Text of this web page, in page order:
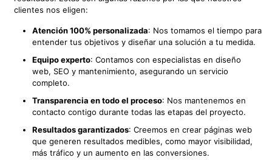
clientes nos eligen:
Atención 100% personalizada: Nos tomamos el tiempo para
entender tus objetivos y diseñar una solución a tu medida.
Equipo experto: Contamos con especialistas en diseño
web, SEO y mantenimiento, asegurando un servicio
completo.
Transparencia en todo el proceso: Nos mantenemos en
contacto contigo durante todas las etapas del proyecto.
Resultados garantizados: Creemos en crear páginas web
que generen resultados medibles, como mayor visibilidad,
más tráfico y un aumento en las conversiones.